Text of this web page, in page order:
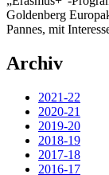
Goldenberg
Pannes, mit
Archiv
2021-22
2020-21
2019-20
2018-19
2017-18
2016-17